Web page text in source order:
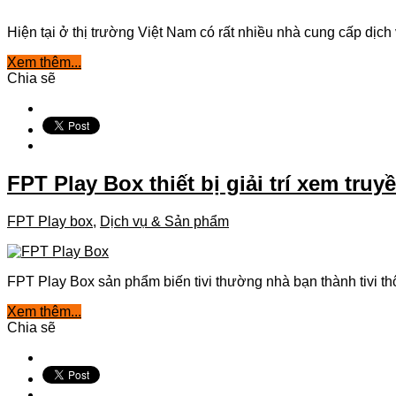
Hiện tại ở thị trường Việt Nam có rất nhiều nhà cung cấp
Xem thêm...
Chia sẽ
FPT Play Box thiết bị giải trí xem
FPT Play box, Dịch vụ & Sản phẩm
FPT Play Box sản phẩm biến tivi thường nhà bạn thành tivi
Xem thêm...
Chia sẽ